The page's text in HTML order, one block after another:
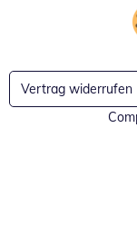
Vertrag widerrufen